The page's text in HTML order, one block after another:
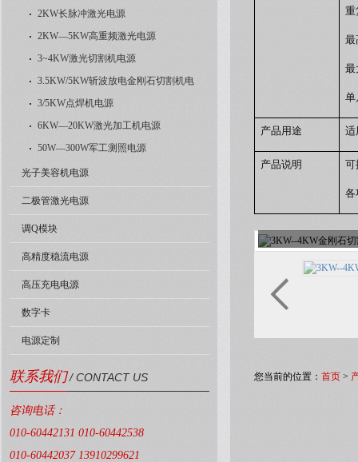
2KW长脉冲激光电源
2KW—5KW高重频激光电源
3~4KW激光切割机电源
3.5KW/5KW斩波放电金刚石切割机电
3/5KW点焊机电源
6KW—20KW激光加工机电源
50W—300W军工测照电源
光子美容机电源
二极管激光电源
调Q模块
高精度稳流电源
高压充电电源
数字卡
电源定制
联系我们/ CONTACT US
咨询电话：
010-60442131 010-60442538
010-60442037 13910299621
重
最
最
单
产品用途 适
产品说明 可
各
您当前的位置： 首页 >